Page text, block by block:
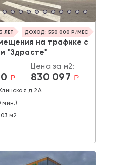
ЛЕТ ДОХОД: 550 000 Р/МЕС
на трафике с
"Здрасте"
a
Цена за м2:
830 097 a
д.2А
мин.)
м2